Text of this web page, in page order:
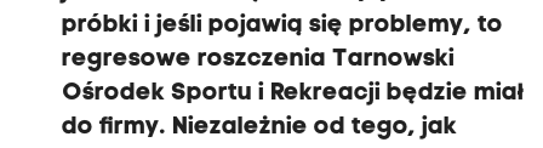
próbki i jeśli pojawią się problemy, to
regresowe roszczenia Tarnowski
Ośrodek Sportu i Rekreacji będzie miał
do firmy. Niezależnie od tego, jak